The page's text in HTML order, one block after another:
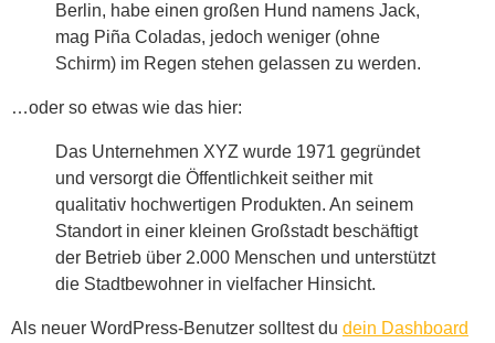
Berlin, habe einen großen Hund namens Jack,
mag Piña Coladas, jedoch weniger (ohne
Schirm) im Regen stehen gelassen zu werden.
…oder so etwas wie das hier:
Das Unternehmen XYZ wurde 1971 gegründet
und versorgt die Öffentlichkeit seither mit
qualitativ hochwertigen Produkten. An seinem
Standort in einer kleinen Großstadt beschäftigt
der Betrieb über 2.000 Menschen und unterstützt
die Stadtbewohner in vielfacher Hinsicht.
Als neuer WordPress-Benutzer solltest du dein Dashboard